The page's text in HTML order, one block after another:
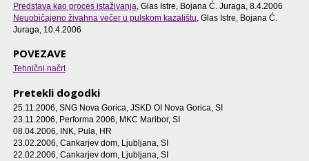
Predstava kao proces istaživanja , Glas Istre, Bojana Ć. Juraga, 8.4.2006
Neuobičajeno živahna večer u pulskom kazalištu , Glas Istre, Bojana Ć.
Juraga, 10.4.2006
POVEZAVE
Tehnični načrt
Pretekli dogodki
25.11.2006, SNG Nova Gorica, JSKD OI Nova Gorica, SI
23.11.2006, Performa 2006, MKC Maribor, SI
08.04.2006, INK, Pula, HR
23.02.2006, Cankarjev dom, Ljubljana, SI
22.02.2006, Cankarjev dom, Ljubljana, SI